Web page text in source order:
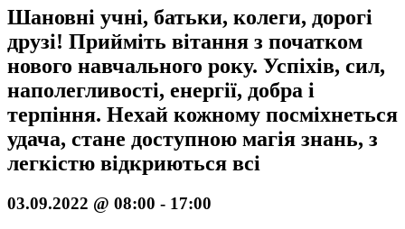
Шановні учні, батьки, колеги, дорогі
друзі! Прийміть вітання з початком
нового навчального року. Успіхів, сил,
наполегливості, енергії, добра і
терпіння. Нехай кожному посміхнеться
удача, стане доступною магія знань, з
легкістю відкриються всі
03.09.2022 @ 08:00 - 17:00